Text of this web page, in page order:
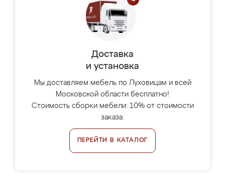
Доставка
и установка
Мы доставляем мебель по Луховицам и всей
Московской области бесплатно!
Стоимость сборки мебели: 10% от стоимости
заказа.
ПЕРЕЙТИ В КАТАЛОГ